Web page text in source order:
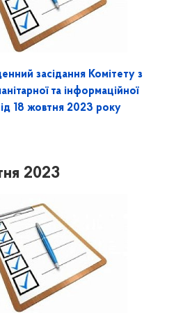
засідання Комітету з
та інформаційної
18 жовтня 2023 року
2023